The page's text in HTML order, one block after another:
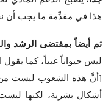
هذا في مقدِّمة ما يجب أن
ثم أيضاً بمقتضى الرشد
ليس حيواناً غبياً، كما يقول
[أنَّ هذه الشعوب ليست من
أشكال بشرية، لكنها